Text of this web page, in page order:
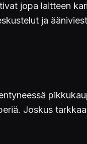
jopa laitteen
ja
Joskus